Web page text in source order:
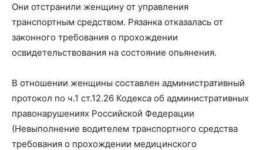
Они отстранили женщину от управления
транспортным средством. Рязанка отказалась от
законного требования о прохождении
освидетельствования на состояние опьянения.
В отношении женщины составлен административный
протокол по ч.1 ст.12.26 Кодекса об административных
правонарушениях Российской Федерации
(Невыполнение водителем транспортного средства
требования о прохождении медицинского